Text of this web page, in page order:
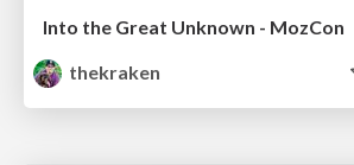
Into the Great Unknown - MozCon
thekraken